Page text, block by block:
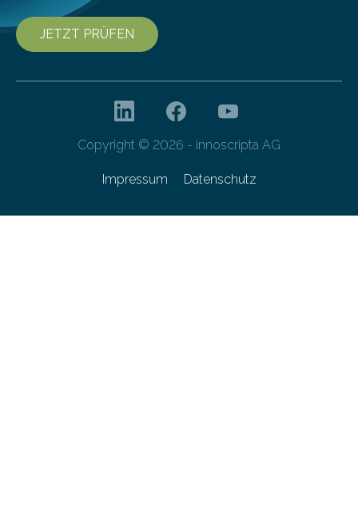
JETZT PRÜFEN
Copyright © 2026 - innoscripta AG
Impressum Datenschutz